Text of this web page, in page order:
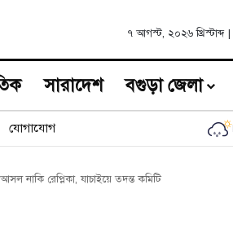
৭ আগস্ট, ২০২৬ খ্রিস্টাব্দ|
সারাদেশ বগুড়া জেলা
যোগাযোগ
নাকি রেপ্লিকা, যাচাইয়ে তদন্ত কমিটি